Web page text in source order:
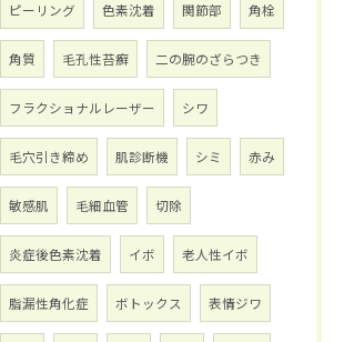
ピーリング 色素沈着 関節部 角栓
角質 毛孔性苔癬 二の腕のざらつき
フラクショナルレーザー シワ
毛穴引き締め 肌診断機 シミ 赤み
敏感肌 毛細血管 切除
炎症後色素沈着 イボ 老人性イボ
脂漏性角化症 ボトックス 表情ジワ